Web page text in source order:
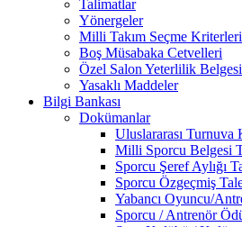
Talimatlar
Yönergeler
Milli Takım Seçme Kriterleri
Boş Müsabaka Cetvelleri
Özel Salon Yeterlilik
Yasaklı Maddeler
Bilgi Bankası
Dokümanlar
Uluslararası Turnuva
Milli Sporcu Belgesi
Sporcu Şeref Aylığı
Sporcu Özgeçmiş
Yabancı Oyuncu/
Sporcu / Antrenör